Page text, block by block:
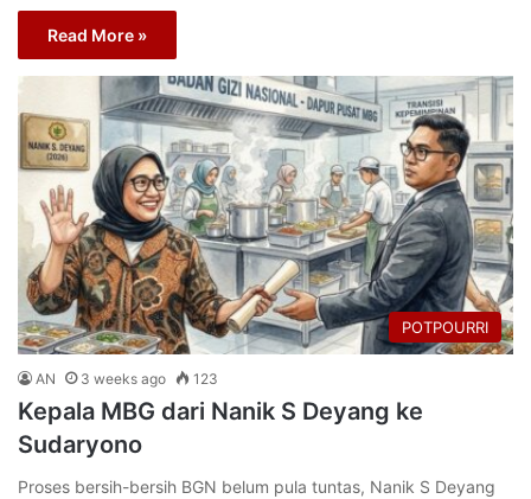
Read More »
POTPOURRI
AN 3 weeks ago 123
Kepala MBG dari Nanik S Deyang ke
Sudaryono
Proses bersih-bersih BGN belum pula tuntas, Nanik S Deyang